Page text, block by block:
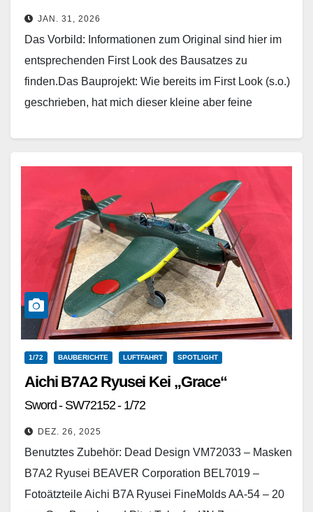
JAN. 31, 2026
Das Vorbild: Informationen zum Original sind hier im
entsprechenden First Look des Bausatzes zu
finden.Das Bauprojekt: Wie bereits im First Look (s.o.)
geschrieben, hat mich dieser kleine aber feine
1/72 BAUBERICHTE LUFTFAHRT SPOTLIGHT
Aichi B7A2 Ryusei Kei „Grace“
Sword - SW72152 - 1/72
DEZ. 26, 2025
Benutztes Zubehör: Dead Design VM72033 – Masken
B7A2 Ryusei BEAVER Corporation BEL7019 –
Fotoätzteile Aichi B7A Ryusei FineMolds AA-54 – 20